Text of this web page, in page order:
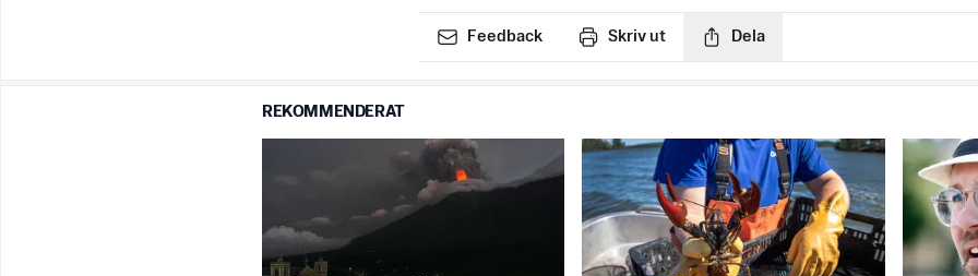
Feedback Skriv ut Dela
REKOMMENDERAT